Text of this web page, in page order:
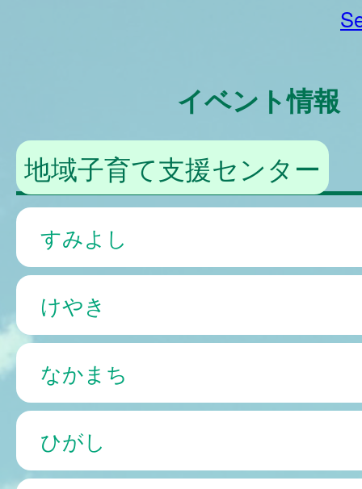
イベント情報
地域子育て支援センター
すみよし
けやき
なかまち
ひがし